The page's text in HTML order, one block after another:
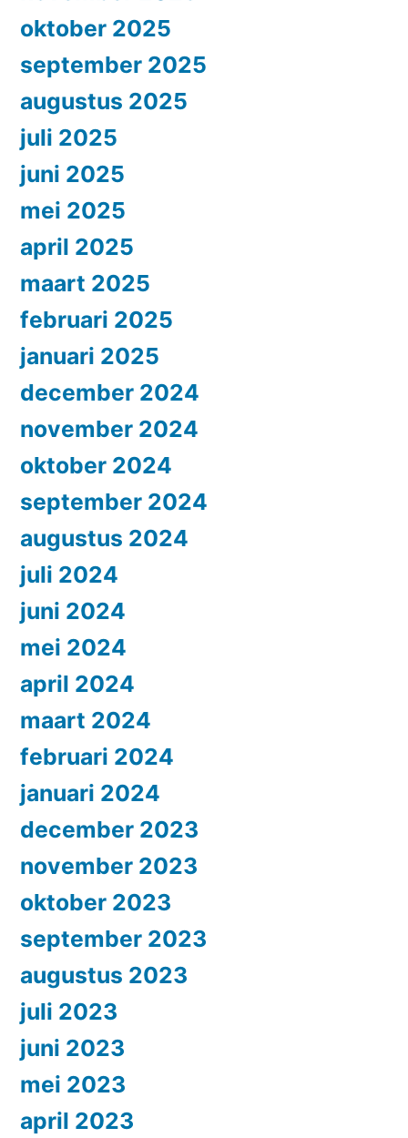
oktober 2025
september 2025
augustus 2025
juli 2025
juni 2025
mei 2025
april 2025
maart 2025
februari 2025
januari 2025
december 2024
november 2024
oktober 2024
september 2024
augustus 2024
juli 2024
juni 2024
mei 2024
april 2024
maart 2024
februari 2024
januari 2024
december 2023
november 2023
oktober 2023
september 2023
augustus 2023
juli 2023
juni 2023
mei 2023
april 2023